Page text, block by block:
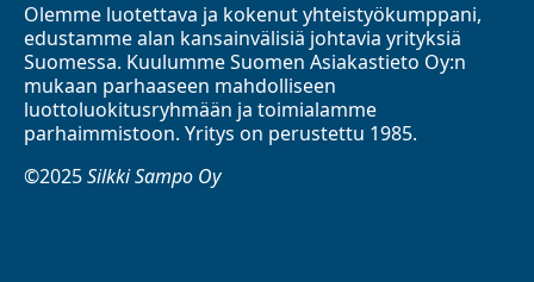
Olemme luotettava ja kokenut yhteistyökumppani,
edustamme alan kansainvälisiä johtavia yrityksiä
Suomessa. Kuulumme Suomen Asiakastieto Oy:n
mukaan parhaaseen mahdolliseen
luottoluokitusryhmään ja toimialamme
parhaimmistoon. Yritys on perustettu 1985.
©2025Silkki Sampo Oy